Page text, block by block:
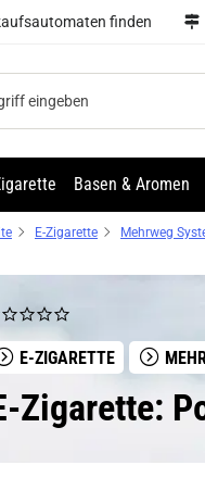
finden
Basen & Aromen
E-Zigarette Mehrweg
E-ZIGARETTE
Zigarette: